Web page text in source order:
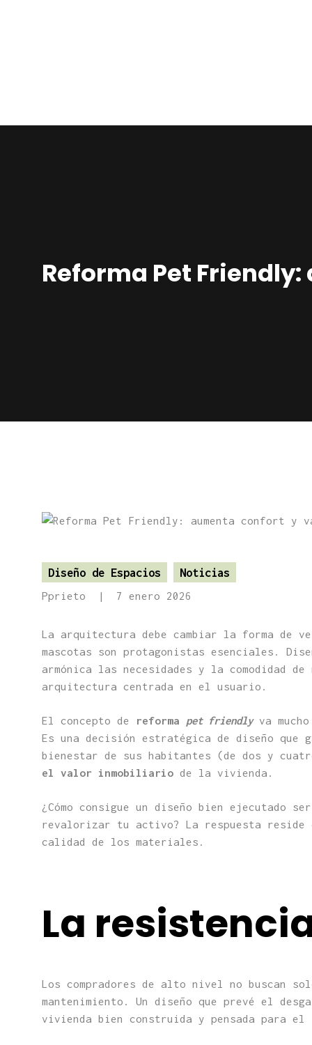
Reforma Pet
Diseño de Espacios
Noticias
Pprieto
7 enero 2026
La arquitectura debe cambiar la forma de
mascotas son protagonistas esenciales.
armónica las necesidades y la comodidad
arquitectura centrada en el usuario.
El concepto de reforma pet friendlyva
Es una decisión estratégica de diseño
bienestar de sus habitantes (de dos y
el valor inmobiliario de la vivienda.
¿Cómo consigue un diseño bien ejecutado
revalorizar tu activo? La respuesta
calidad de los materiales.
La
Los compradores de alto nivel no buscan
mantenimiento. Un diseño que prevé el
vivienda bien construida y pensada para